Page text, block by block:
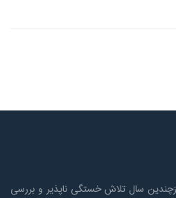
سال تلاش خستگی ناپذير و بررسی